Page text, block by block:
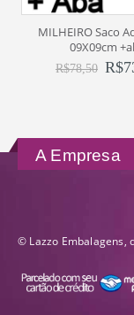
MILHEIRO Saco
09X09cm
R$78,50 R$
A Empresa
© Lazzo Embalagens,